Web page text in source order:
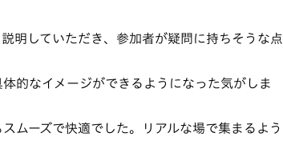
明していただき、参加者が疑問に持ちそうな点
的なイメージができるようになった気がしま
ムーズで快適でした。リアルな場で集まるよう